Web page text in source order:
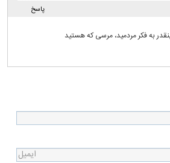
پاسخ
به فکر مردمید، مرسی که هستید